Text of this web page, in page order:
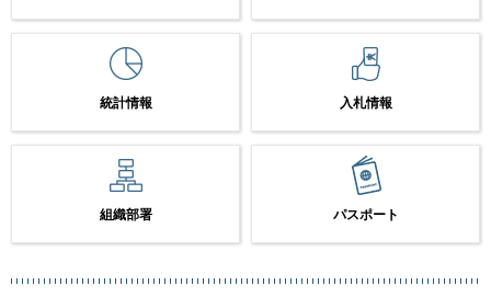
統計情報 入札情報
組織部署 パスポート